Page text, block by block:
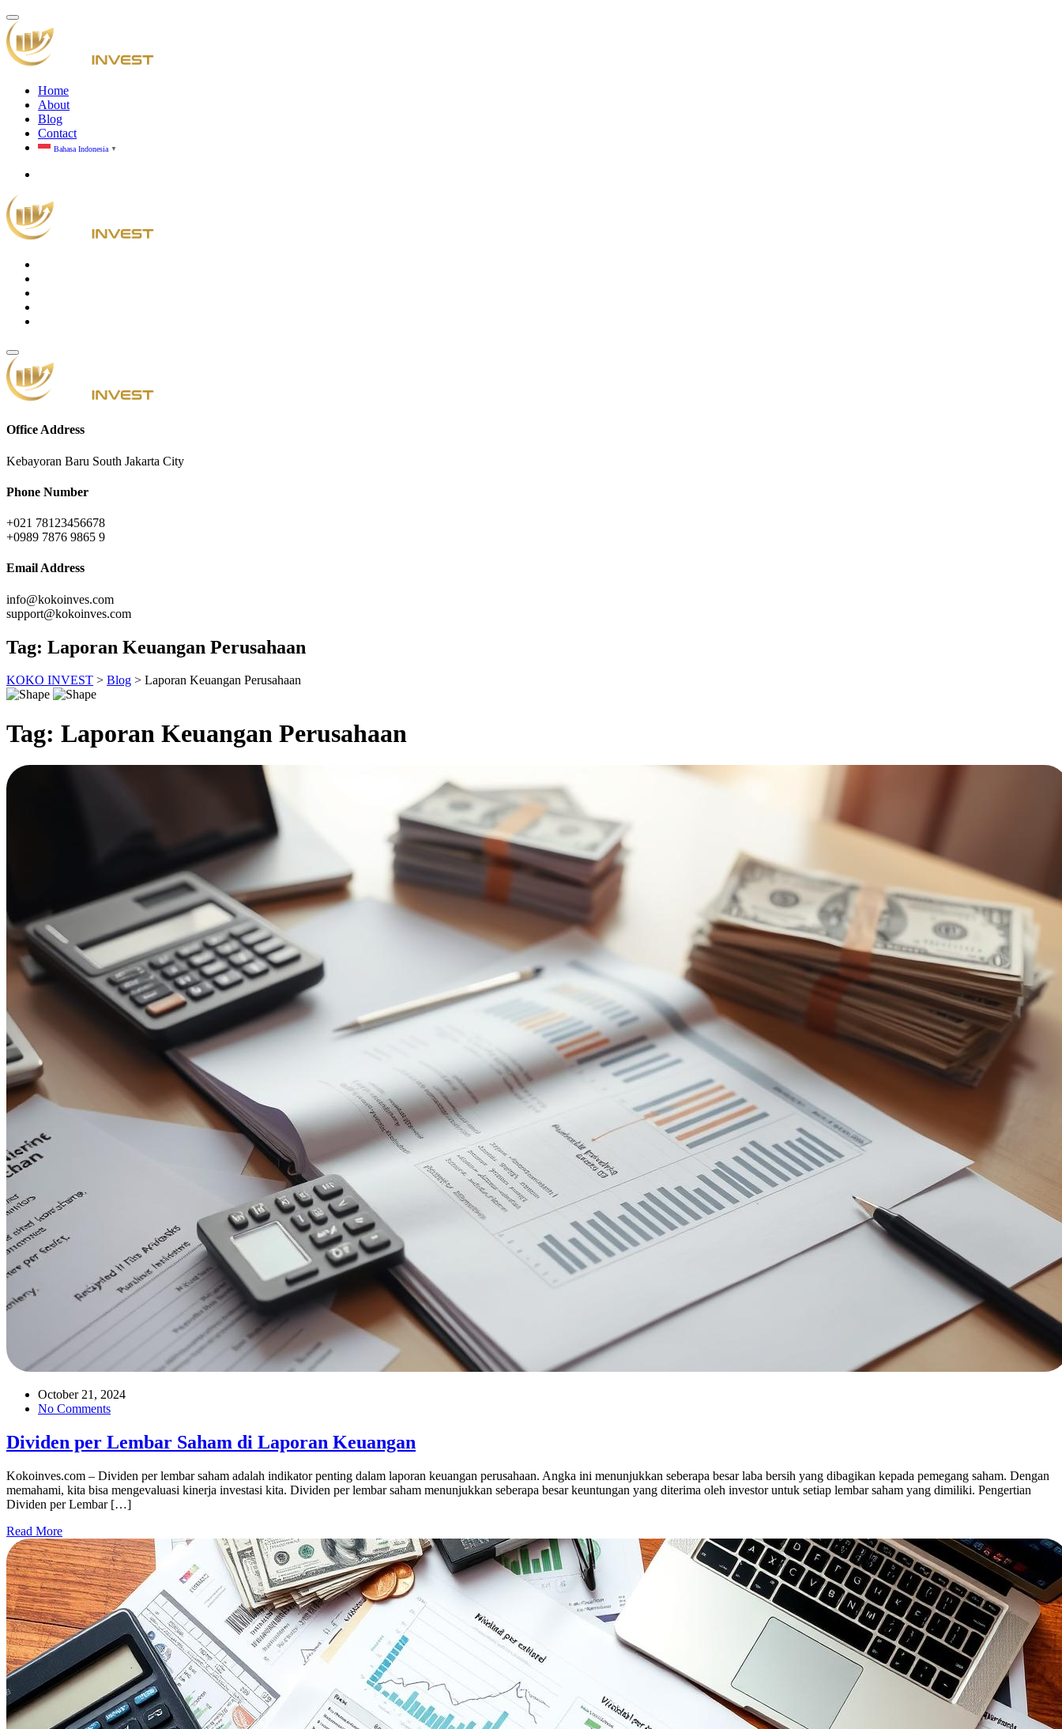
Home
About
Blog
Contact
Bahasa Indonesia ▼
Office Address
Kebayoran Baru South Jakarta City
Phone Number
+021 78123456678
+0989 7876 9865 9
Email Address
info@kokoinves.com
support@kokoinves.com
Tag: Laporan Keuangan Perusahaan
KOKO INVEST > Blog > Laporan Keuangan Perusahaan
Tag: Laporan Keuangan Perusahaan
October 21, 2024
No Comments
Dividen per Lembar Saham di Laporan Keuangan
Kokoinves.com – Dividen per lembar saham adalah indikator penting dalam laporan keuangan perusahaan. Angka ini menunjukkan seberapa besar laba bersih yang dibagikan kepada pemegang saham. Dengan
memahami, kita bisa mengevaluasi kinerja investasi kita. Dividen per lembar saham menunjukkan seberapa besar keuntungan yang diterima oleh investor untuk setiap lembar saham yang dimiliki. Pengertian
Dividen per Lembar […]
Read More